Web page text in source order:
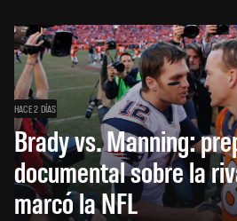
HACE 2 DÍAS
Brady vs. Manning:
documental sobre la
marcó la NFL